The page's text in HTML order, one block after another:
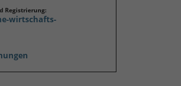
Registrierung:
wirtschafts-